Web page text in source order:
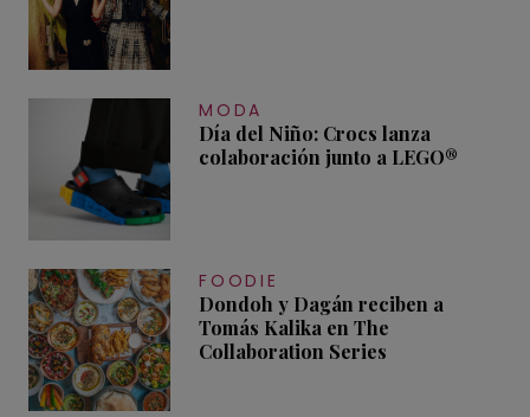
MODA
Día del Niño: Crocs lanza
colaboración junto a LEGO®
FOODIE
Dondoh y Dagán reciben a
Tomás Kalika en The
Collaboration Series